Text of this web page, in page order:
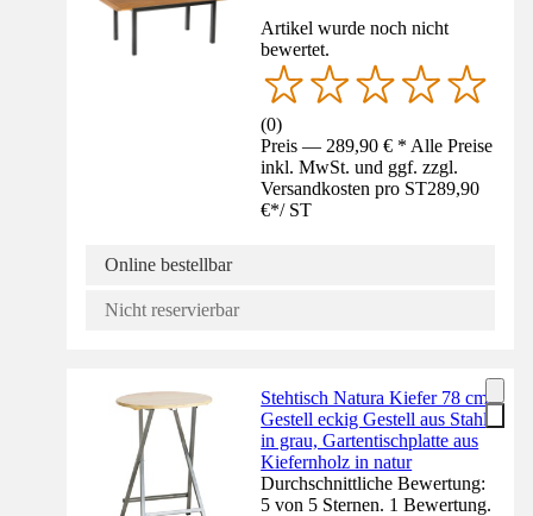
Artikel wurde noch nicht
bewertet.
(0)
Preis — 289,90 € * Alle Preise
inkl. MwSt. und ggf. zzgl.
Versandkosten pro ST289,90
€*/ ST
Online bestellbar
Nicht reservierbar
Stehtisch Natura Kiefer 78 cm
Gestell eckig Gestell aus Stahl
in grau, Gartentischplatte aus
Kiefernholz in natur
Durchschnittliche Bewertung:
5 von 5 Sternen. 1 Bewertung.